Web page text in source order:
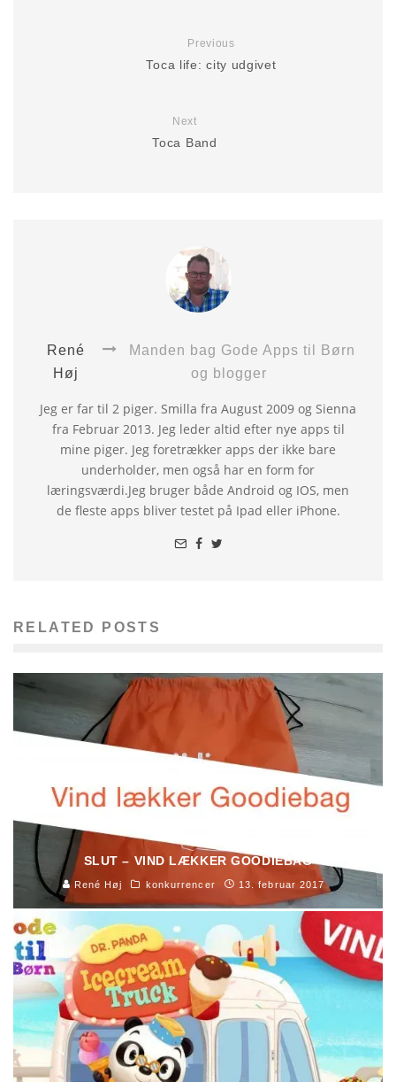
Previous
Toca life: city udgivet
Next
Toca Band
René
Høj
Manden bag Gode Apps til Børn
og blogger
Jeg er far til 2 piger. Smilla fra August 2009 og Sienna
fra Februar 2013. Jeg leder altid efter nye apps til
mine piger. Jeg foretrækker apps der ikke bare
underholder, men også har en form for
læringsværdi.Jeg bruger både Android og IOS, men
de fleste apps bliver testet på Ipad eller iPhone.
RELATED POSTS
SLUT – VIND LÆKKER GOODIEBAG
René Høj konkurrencer 13. februar 2017